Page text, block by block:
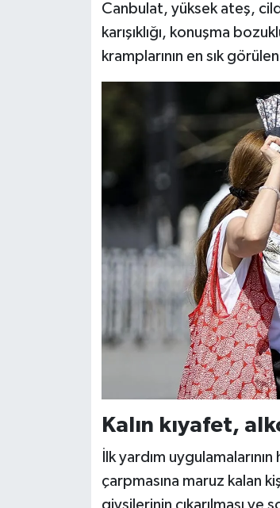
Canbulat, yüksek ateş,
karışıklığı, konuşma
kramplarının en sık
Kalın kıyafet,
İlk yardım
çarpmasına maruz kalan